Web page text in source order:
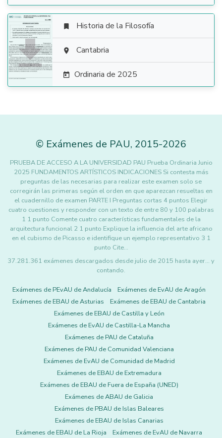

 Historia de la Filosofía
 Cantabria
 Ordinaria de 2025
© Exámenes de PAU, 2015-2026
PRUEBA DE ACCESO A LA UNIVERSIDAD PAU Prueba Ordinaria Junio
2025 FUNDAMENTOS ARTÍSTICOS INDICACIONES Si contesta más
preguntas de las necesarias para realizar este examen solo se
corregirán las primeras según el orden en que aparezcan resueltas en
el cuadernillo de examen PARTE I Preguntas cortas 4 puntos Elegir
cuatro cuestiones y responder con un texto de entre 80 y 100 palabras
1 1 punto Comente cuatro características fundamentales de la
arquitectura funcional 2 1 punto Explique la influencia del arte africano
en el cubismo de Picasso e identifique un ejemplo representativo 3 1
punto Cite…
37.281.361 exámenes descargados desde julio de 2015 hasta ayer... y
contando.
Exámenes de PEvAU de Andalucía
Exámenes de EvAU de Aragón
Exámenes de EBAU de Asturias
Exámenes de EBAU de Cantabria
Exámenes de EBAU de Castilla y León
Exámenes de EvAU de Castilla-La Mancha
Exámenes de PAU de Cataluña
Exámenes de PAU de Comunidad Valenciana
Exámenes de EvAU de Comunidad de Madrid
Exámenes de EBAU de Extremadura
Exámenes de EBAU de Fuera de España (UNED)
Exámenes de ABAU de Galicia
Exámenes de PBAU de Islas Baleares
Exámenes de EBAU de Islas Canarias
Exámenes de EBAU de La Rioja
Exámenes de EvAU de Navarra